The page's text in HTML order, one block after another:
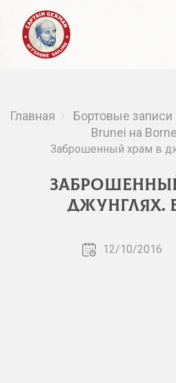
Главная / Бортовые записи
Brunei на
Заброшенный храм в
джунглях.
12/10/2016